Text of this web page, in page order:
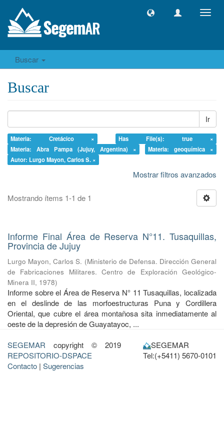
Buscar
Buscar
Ir
Materia: Cretácico ×
Has File(s): true ×
Materia: Abra Pampa (Jujuy, Argentina) ×
Materia: geoquímica ×
Autor: Lurgo Mayon, Carlos S. ×
Mostrar filtros avanzados
Mostrando ítems 1-1 de 1
Informe Final Área de Reserva N°11. Tusaquillas,
Provincia de Jujuy
Lurgo Mayon, Carlos S. (Ministerio de Defensa. Dirección General
de Fabricaciones Militares. Centro de Exploración Geológico-
Minera II, 1978)
Informe sobre el Área de Reserva N° 11 Tusaquillas, localizada
en el deslinde de las morfoestructuras Puna y Cordillera
Oriental, que cubre el área montañosa sita inmediatamente al
oeste de la depresión de Guayatayoc, ...
SEGEMAR copyright © 2019
REPOSITORIO-DSPACE
Contacto | Sugerencias
SEGEMAR
Tel:(+5411) 5670-0101